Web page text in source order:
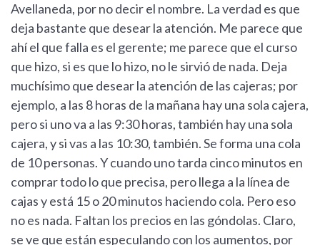
Avellaneda, por no decir el nombre. La verdad es que
deja bastante que desear la atención. Me parece que
ahí el que falla es el gerente; me parece que el curso
que hizo, si es que lo hizo, no le sirvió de nada. Deja
muchísimo que desear la atención de las cajeras; por
ejemplo, a las 8 horas de la mañana hay una sola cajera,
pero si uno va a las 9:30 horas, también hay una sola
cajera, y si vas a las 10:30, también. Se forma una cola
de 10 personas. Y cuando uno tarda cinco minutos en
comprar todo lo que precisa, pero llega a la línea de
cajas y está 15 o 20 minutos haciendo cola. Pero eso
no es nada. Faltan los precios en las góndolas. Claro,
se ve que están especulando con los aumentos, por